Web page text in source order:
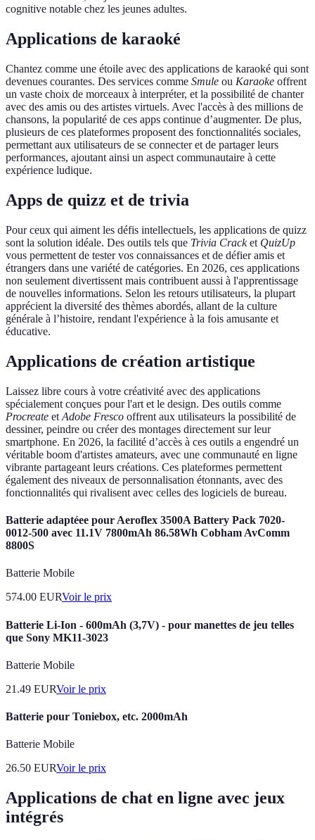
cognitive notable chez les jeunes adultes.
Applications de karaoké
Chantez comme une étoile avec des applications de karaoké qui sont
devenues courantes. Des services comme Smule ou Karaoke offrent
un vaste choix de morceaux à interpréter, et la possibilité de chanter
avec des amis ou des artistes virtuels. Avec l'accès à des millions de
chansons, la popularité de ces apps continue d’augmenter. De plus,
plusieurs de ces plateformes proposent des fonctionnalités sociales,
permettant aux utilisateurs de se connecter et de partager leurs
performances, ajoutant ainsi un aspect communautaire à cette
expérience ludique.
Apps de quizz et de trivia
Pour ceux qui aiment les défis intellectuels, les applications de quizz
sont la solution idéale. Des outils tels que Trivia Cracket QuizUp
vous permettent de tester vos connaissances et de défier amis et
étrangers dans une variété de catégories. En 2026, ces applications
non seulement divertissent mais contribuent aussi à l'apprentissage
de nouvelles informations. Selon les retours utilisateurs, la plupart
apprécient la diversité des thèmes abordés, allant de la culture
générale à l’histoire, rendant l'expérience à la fois amusante et
éducative.
Applications de création artistique
Laissez libre cours à votre créativité avec des applications
spécialement conçues pour l'art et le design. Des outils comme
Procreate et Adobe Fresco offrent aux utilisateurs la possibilité de
dessiner, peindre ou créer des montages directement sur leur
smartphone. En 2026, la facilité d’accès à ces outils a engendré un
véritable boom d'artistes amateurs, avec une communauté en ligne
vibrante partageant leurs créations. Ces plateformes permettent
également des niveaux de personnalisation étonnants, avec des
fonctionnalités qui rivalisent avec celles des logiciels de bureau.
Batterie adaptéee pour Aeroflex 3500A Battery Pack 7020-
0012-500 avec 11.1V 7800mAh 86.58Wh Cobham AvComm
8800S
Batterie Mobile
574.00 EURVoir le prix
Batterie Li-Ion - 600mAh (3,7V) - pour manettes de jeu telles
que Sony MK11-3023
Batterie Mobile
21.49 EURVoir le prix
Batterie pour Toniebox, etc. 2000mAh
Batterie Mobile
26.50 EURVoir le prix
Applications de chat en ligne avec jeux
intégrés